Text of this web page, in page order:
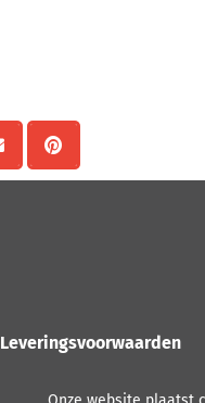
Leveringsvoorwaarden